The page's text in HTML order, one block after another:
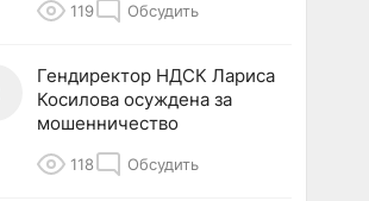
119 Обсудить
Гендиректор НДСК Лариса
Косилова осуждена за
мошенничество
118 Обсудить